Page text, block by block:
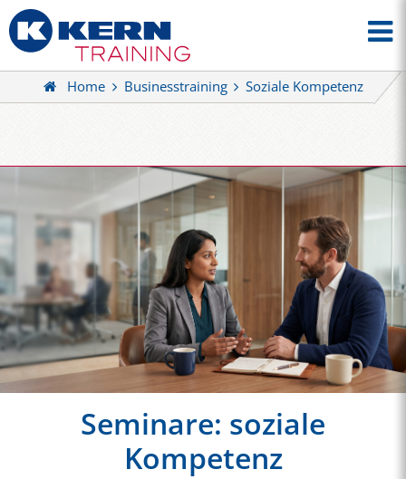
Home Businesstraining Soziale Kompetenz
Seminare: soziale
Kompetenz